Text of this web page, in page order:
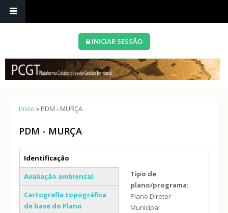
INICIAR SESSÃO
Está aqui
Início » PDM - MURÇA
PDM - MURÇA
Separadores verticais
Identificação
(separador ativo)
Avaliação ambiental
Cartografia topográfica
de base do Plano
Tipo de
plano/programa:
Plano Diretor
Municipal